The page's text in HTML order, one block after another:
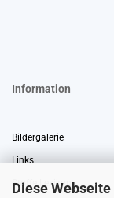
Diese
Information
Bildergalerie
Links
Stoffe Lexikon